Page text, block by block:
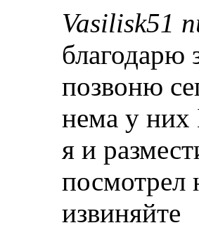
Vasilisk51
благодарю
позвоню
нема у них
я и
посмотрел
извиняйте